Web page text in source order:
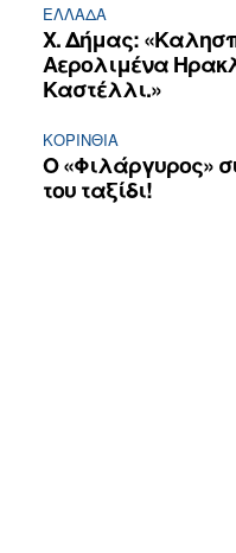
ΕΛΛΆΔΑ
Χ. Δήμας:
Αερολιμένα
Καστέλλι.»
ΚΟΡΙΝΘΊΑ
Ο «Φιλάργυρος»
του ταξίδι!